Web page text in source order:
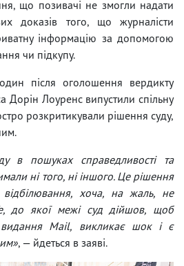
що позивачі не змогли надати
доказів того, що журналісти
інформацію за допомогою
чи підкупу.
після оголошення вердикту
Дорін Лоуренс випустили спільну
розкритикували рішення суду,
в пошуках справедливості та
ні того, ні іншого. Це рішення
хоча, на жаль, не
до якої межі суд дійшов, щоб
видання Mail, викликає шок і є
, — йдеться в заяві.